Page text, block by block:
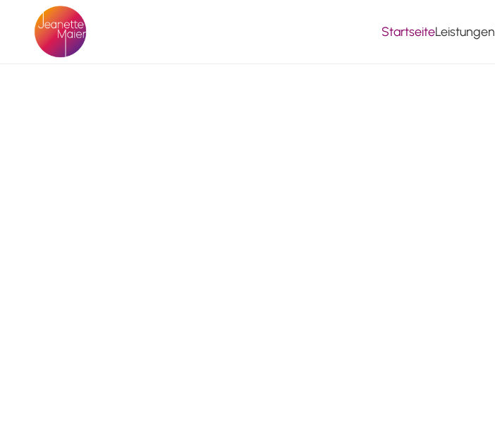
StartseiteLeistungen